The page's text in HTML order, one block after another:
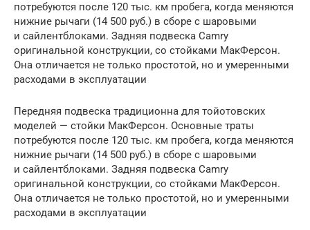
потребуются после 120 тыс. км пробега, когда меняются
нижние рычаги (14 500 руб.) в сборе с шаровыми
и сайлентблоками. Задняя подвеска Camry
оригинальной конструкции, со стойками МакФерсон.
Она отличается не только простотой, но и умеренными
расходами в эксплуатации
Передняя подвеска традиционна для тойотовских
моделей — стойки МакФерсон. Основные траты
потребуются после 120 тыс. км пробега, когда меняются
нижние рычаги (14 500 руб.) в сборе с шаровыми
и сайлентблоками. Задняя подвеска Camry
оригинальной конструкции, со стойками МакФерсон.
Она отличается не только простотой, но и умеренными
расходами в эксплуатации